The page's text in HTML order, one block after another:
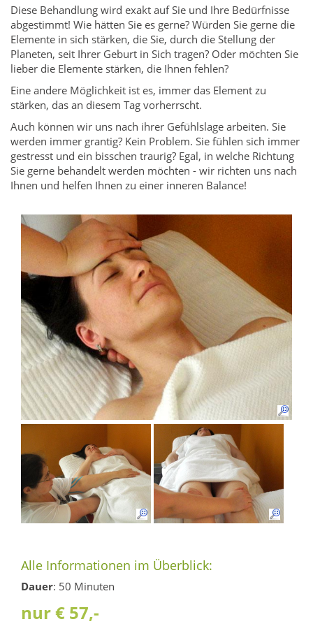
Diese Behandlung wird exakt auf Sie und Ihre Bedürfnisse
abgestimmt! Wie hätten Sie es gerne? Würden Sie gerne die
Elemente in sich stärken, die Sie, durch die Stellung der
Planeten, seit Ihrer Geburt in Sich tragen? Oder möchten Sie
lieber die Elemente stärken, die Ihnen fehlen?
Eine andere Möglichkeit ist es, immer das Element zu
stärken, das an diesem Tag vorherrscht.
Auch können wir uns nach ihrer Gefühlslage arbeiten. Sie
werden immer grantig? Kein Problem. Sie fühlen sich immer
gestresst und ein bisschen traurig? Egal, in welche Richtung
Sie gerne behandelt werden möchten - wir richten uns nach
Ihnen und helfen Ihnen zu einer inneren Balance!
Alle Informationen im Überblick:
Dauer: 50 Minuten
nur € 57,-